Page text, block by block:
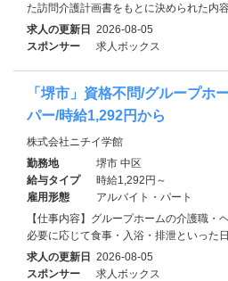
た訪問介護計画書をもとに決められた内
求人の更新日 2026-08-05
スポンサー
求人ボックス
「堺市」資格不問/グループホ
パー/時給1,292円から
株式会社ニチイ学館
勤務地
堺市 中区
給与タイプ
時給1,292円～
雇用形態
アルバイト・パート
【仕事内容】グループホームの介護職・
必要に応じて食事・入浴・排泄といった
求人の更新日 2026-08-05
スポンサー
求人ボックス